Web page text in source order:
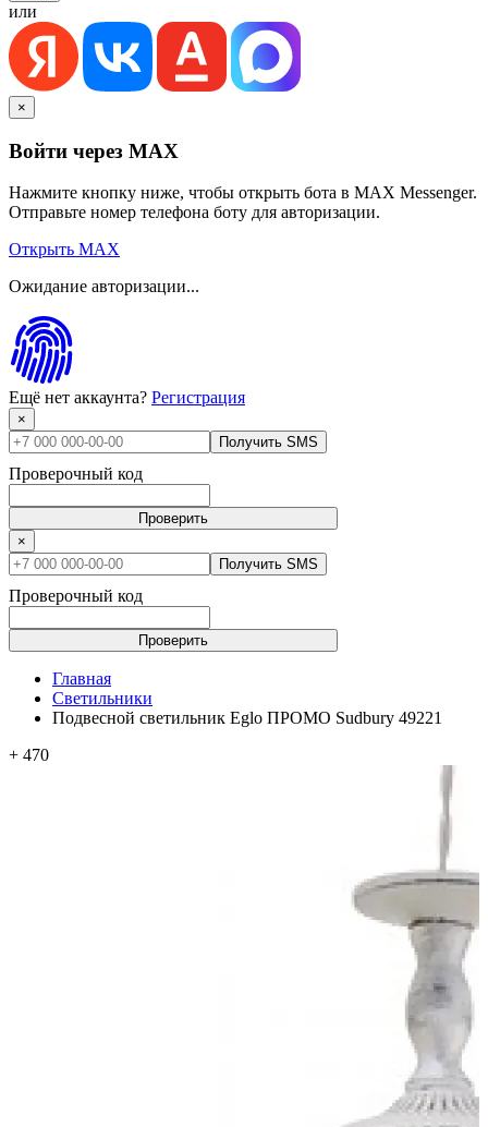
или
×
Войти через MAX
Нажмите кнопку ниже, чтобы открыть бота в MAX Messenger.
Отправьте номер телефона боту для авторизации.
Открыть MAX
Ожидание авторизации...
Ещё нет аккаунта? Регистрация
×
Получить SMS
Проверочный код
Проверить
×
Получить SMS
Проверочный код
Проверить
Главная
Светильники
Подвесной светильник Eglo ПРОМО Sudbury 49221
+ 470